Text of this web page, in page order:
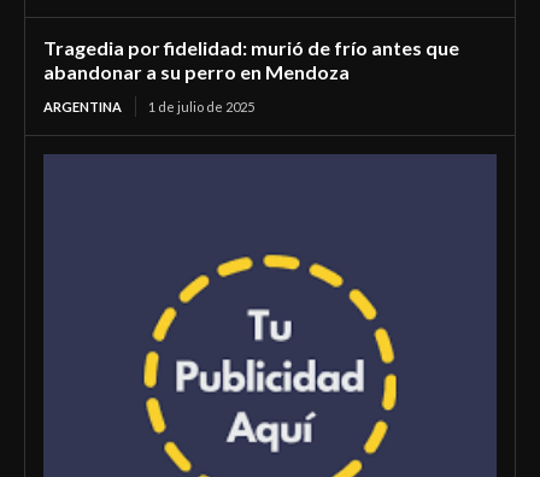
Tragedia por fidelidad: murió de frío antes que
abandonar a su perro en Mendoza
ARGENTINA 1 de julio de 2025